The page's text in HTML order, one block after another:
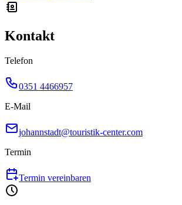
Kontakt
Telefon
0351 4466957
E-Mail
johannstadt@touristik-center.com
Termin
Termin vereinbaren